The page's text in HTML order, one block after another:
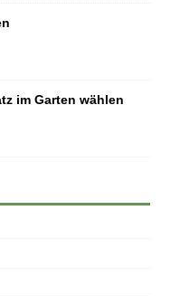
im Garten wählen